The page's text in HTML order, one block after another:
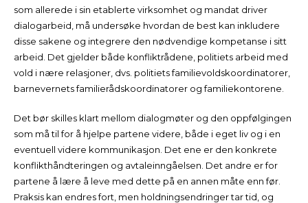
som allerede i sin etablerte virksomhet og mandat driver
dialogarbeid, må undersøke hvordan de best kan inkludere
disse sakene og integrere den nødvendige kompetanse i sitt
arbeid. Det gjelder både konfliktrådene, politiets arbeid med
vold i nære relasjoner, dvs. politiets familievoldskoordinatorer,
barnevernets familierådskoordinatorer og familiekontorene.
Det bør skilles klart mellom dialogmøter og den oppfølgingen
som må til for å hjelpe partene videre, både i eget liv og i en
eventuell videre kommunikasjon. Det ene er den konkrete
konflikthåndteringen og avtaleinngåelsen. Det andre er for
partene å lære å leve med dette på en annen måte enn før.
Praksis kan endres fort, men holdningsendringer tar tid, og